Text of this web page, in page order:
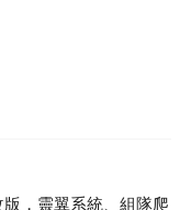
版，靈翼系統、組隊爬